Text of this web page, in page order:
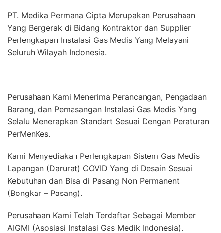
PT. Medika Permana Cipta Merupakan Perusahaan
Yang Bergerak di Bidang Kontraktor dan Supplier
Perlengkapan Instalasi Gas Medis Yang Melayani
Seluruh Wilayah Indonesia.
Perusahaan Kami Menerima Perancangan, Pengadaan
Barang, dan Pemasangan Instalasi Gas Medis Yang
Selalu Menerapkan Standart Sesuai Dengan Peraturan
PerMenKes.
Kami Menyediakan Perlengkapan Sistem Gas Medis
Lapangan (Darurat) COVID Yang di Desain Sesuai
Kebutuhan dan Bisa di Pasang Non Permanent
(Bongkar – Pasang).
Perusahaan Kami Telah Terdaftar Sebagai Member
AIGMI (Asosiasi Instalasi Gas Medik Indonesia).